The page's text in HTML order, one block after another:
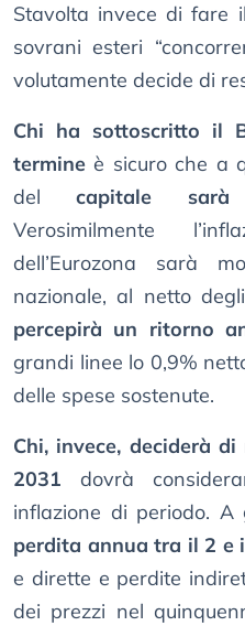
Stavolta invece di fare
sovrani esteri
volutamente decide di
Chi ha sottoscritto il
termine è sicuro che a
delcapitale sarà
Verosimilmente
dell’Eurozona sarà
nazionale, al netto
percepirà un ritorno
grandi linee lo 0,9%
delle spese sostenute.
Chi, invece, deciderà
2031 dovrà
inflazione di periodo.
perdita annua tra il 2 e
e dirette e perdite
dei prezzi nel